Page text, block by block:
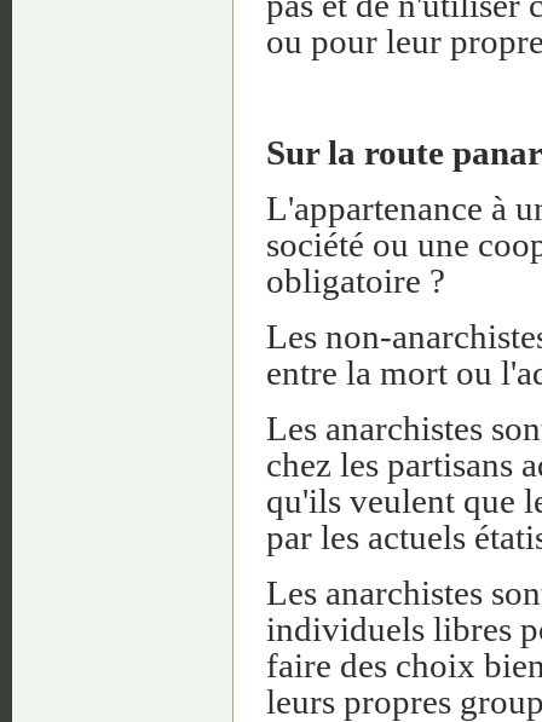
ou pour leur
Sur la route
L'appartenance à
société ou une
obligatoire ?
Les non-
entre la mort ou
Les anarchistes
chez les partisans
qu'ils veulent que
par les actuels
Les anarchistes
individuels libres
faire des choix
leurs propres